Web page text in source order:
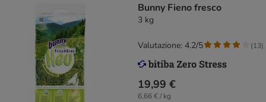
Bunny Fieno fresco
3 kg
19,99 €
6,66 € / kg
Valutazione: 4.2/5 (13)